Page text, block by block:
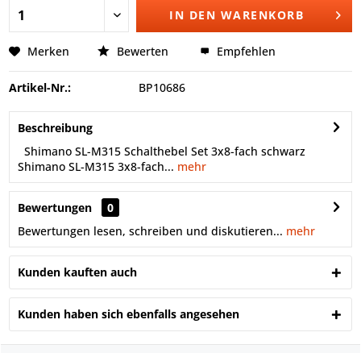
IN DEN WARENKORB
Merken Bewerten Empfehlen
Artikel-Nr.: BP10686
Beschreibung
Shimano SL-M315 Schalthebel Set 3x8-fach schwarz
Shimano SL-M315 3x8-fach... mehr
Bewertungen
0
Bewertungen lesen, schreiben und diskutieren... mehr
Kunden kauften auch
Kunden haben sich ebenfalls angesehen